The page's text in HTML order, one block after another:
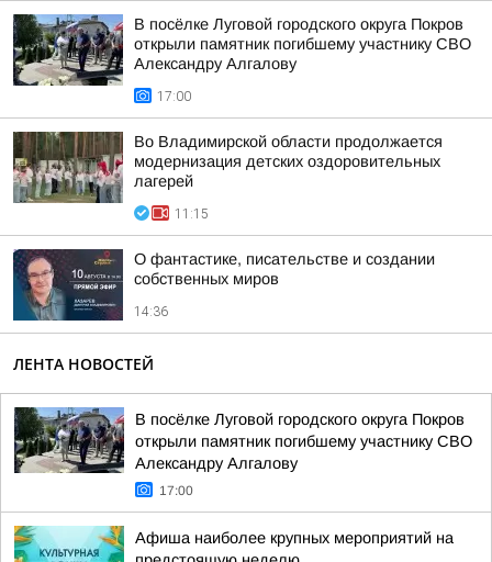
В посёлке Луговой городского округа Покров
открыли памятник погибшему участнику СВО
Александру Алгалову
17:00
Во Владимирской области продолжается
модернизация детских оздоровительных
лагерей
11:15
О фантастике, писательстве и создании
собственных миров
14:36
ЛЕНТА НОВОСТЕЙ
В посёлке Луговой городского округа Покров
открыли памятник погибшему участнику СВО
Александру Алгалову
17:00
Афиша наиболее крупных мероприятий на